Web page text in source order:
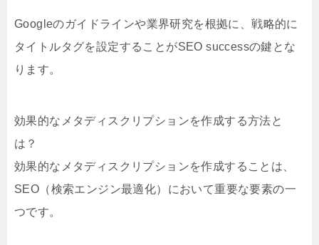
Googleのガイドラインや業界研究を根拠に、戦略的に
タイトルタグを設定することがSEO successの鍵とな
ります。
効果的なメタディスクリプションを作成する方法と
は？
効果的なメタディスクリプションを作成することは、
SEO（検索エンジン最適化）において重要な要素の一
つです。